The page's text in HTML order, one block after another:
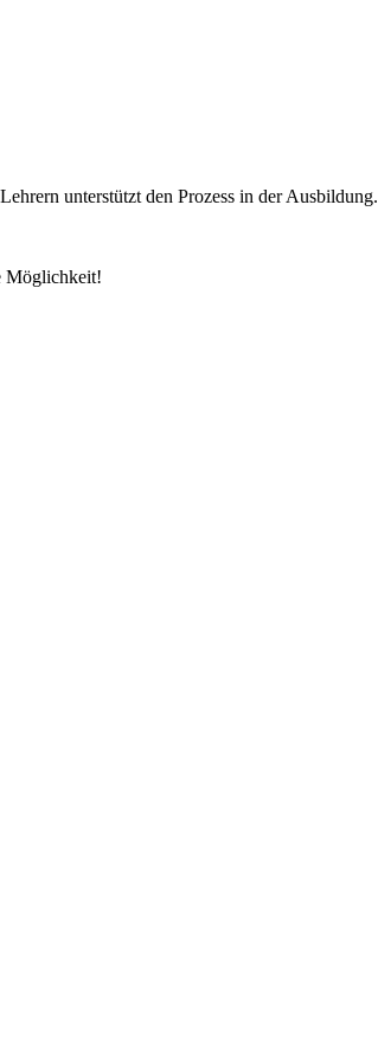
unterstützt den Prozess in der Ausbildung.
Möglichkeit!